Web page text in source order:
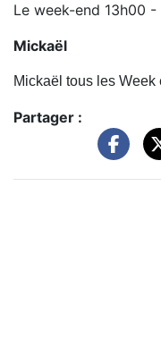
Le week-end 13h00 -
Mickaël
Mickaël tous les Week
Partager :